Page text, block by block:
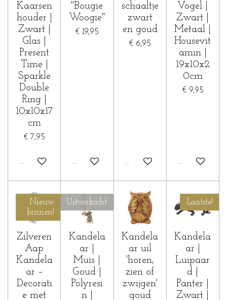
Kaarsen
houder |
Zwart |
Glas |
Present
Time |
Sparkle
Double
Ring |
10x10x17
cm
€ 7,95
In winkelwagen
"Bougie
Woogie"
€ 19,95
In winkelwagen
schaaltje
zwart
en goud
€ 6,95
In winkelwagen
Vogel |
Zwart |
Metaal |
Housevit
amin |
19x10x2
0cm
€ 9,95
In
Nieuw
binnen!
Zilveren
Aap
Kandela
ar –
Decorati
e met
Uitverkocht
Kandela
ar |
Muis |
Goud |
Polyresi
n |
Kandela
ar uil
'horen,
zien of
zwijgen'
goud
Laatste!
Kandela
ar |
Luipaar
d |
Panter |
Zwart |